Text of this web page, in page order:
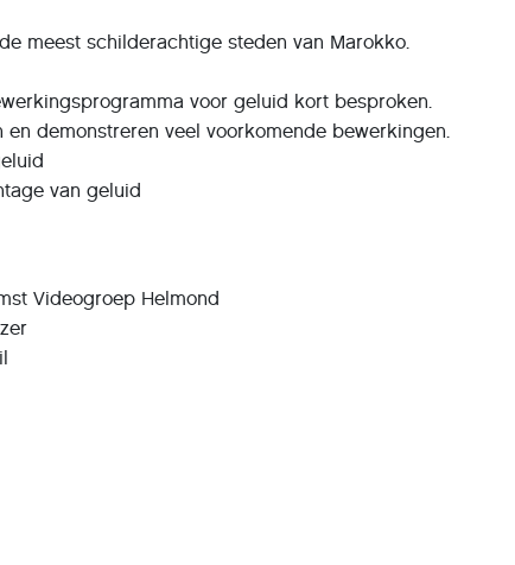
meest schilderachtige steden van Marokko.
voor geluid kort besproken.
demonstreren veel voorkomende bewerkingen.
van geluid
Videogroep Helmond